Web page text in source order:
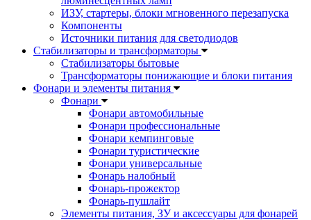
ИЗУ, стартеры, блоки мгновенного перезапуска
Компоненты
Источники питания для светодиодов
Стабилизаторы и трансформаторы
Стабилизаторы бытовые
Трансформаторы понижающие и блоки питания
Фонари и элементы питания
Фонари
Фонари автомобильные
Фонари профессиональные
Фонари кемпинговые
Фонари туристические
Фонари универсальные
Фонарь налобный
Фонарь-прожектор
Фонарь-пушлайт
Элементы питания, ЗУ и аксессуары для фонарей